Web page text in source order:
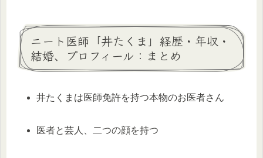
ニート医師「井たくま」経歴・年収・
結婚、プロフィール：まとめ
井たくまは医師免許を持つ本物のお医者さん
医者と芸人、二つの顔を持つ